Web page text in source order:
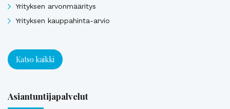
Yrityksen arvonmääritys
Yrityksen kauppahinta-arvio
Katso kaikki
Asiantuntijapalvelut